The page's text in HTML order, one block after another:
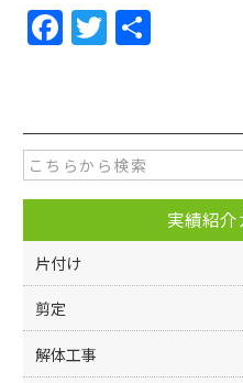
F
a
e
b
o
o
k
T
w
er
実績紹介
片付け
剪定
解体工事